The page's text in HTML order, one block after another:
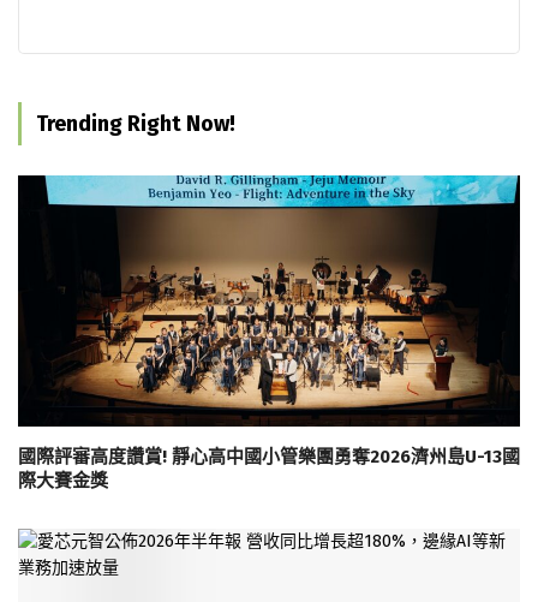
Trending Right Now!
國際評審高度讚賞! 靜心高中國小管樂團勇奪2026濟州島U-13國
際大賽金獎